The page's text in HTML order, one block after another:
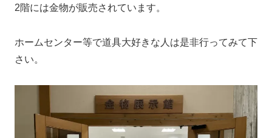
2階には金物が販売されています。
ホームセンター等で道具大好きな人は是非行ってみて下
さい。